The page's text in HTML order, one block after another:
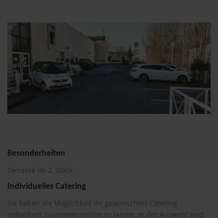
Besonderheiten
Terrasse im 2. Stock
Individuelles Catering
Sie haben die Möglichkeit ihr gewünschtes Catering
individuell zusammenstellen zu lassen. In der Auswahl sind